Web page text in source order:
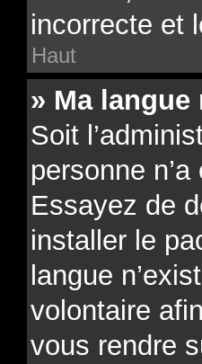
incorrecte et
Haut
» Ma langue
Soit
personne
Essayez de
installer le
langue
volontaire
vous rendre